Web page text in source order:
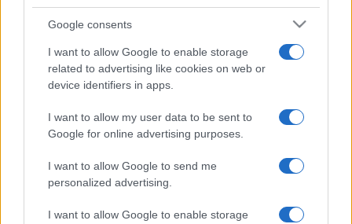
Google consents
I want to allow Google to enable storage
related to advertising like cookies on web or
device identifiers in apps.
I want to allow my user data to be sent to
Google for online advertising purposes.
I want to allow Google to send me
personalized advertising.
I want to allow Google to enable storage
Az előadásban Ana Brandão, Carolina Amaral, Joana
Carvalho, Jorge Mota, Lisa Reis, Mário Santos, Nuno Nunes,
Paulo Freixinho, Patrícia Queirós, Pedro Frias, Sérgio Sá
fénytervezője Nuno Meira, zeneszeszerzője és
mozgást Roldy Harrys jegyzi.
Nuno Cardoso rendező neve nem ismeretlen a kolozsvári